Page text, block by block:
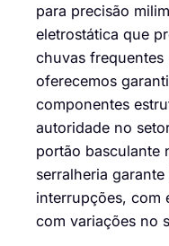
para precisão
eletrostática que
chuvas frequentes
oferecemos
componentes
autoridade no
portão basculante
serralheria
interrupções, com
com variações no